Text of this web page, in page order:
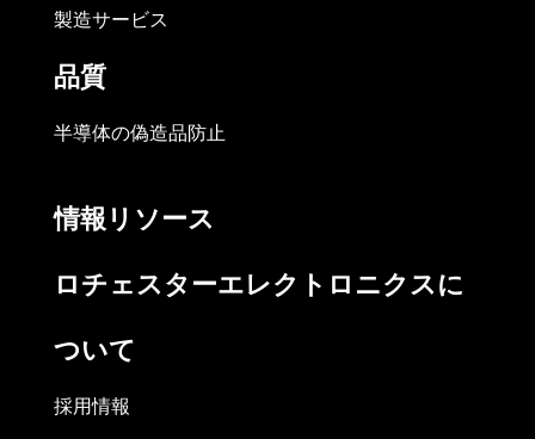
製造サービス
品質
半導体の偽造品防止
情報リソース
ロチェスターエレクトロニクスに
ついて
採用情報